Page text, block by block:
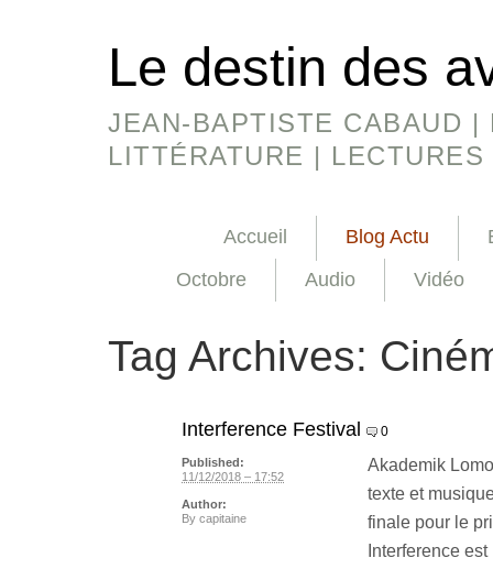
Le destin des
JEAN-BAPTISTE CABAUD
LITTÉRATURE |
Accueil Blog Actu
Octobre
Audio Vidéo
Tag Archives:
Interference Festival 0
Akademik
texte et
finale pour le
Interference
Published:
11/12/2018 – 17:52
Author:
By capitaine